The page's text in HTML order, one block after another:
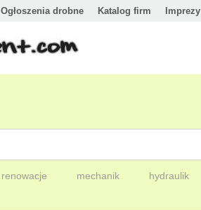
Ogłoszenia drobne Katalog firm Imprezy
renowacje mechanik hydraulik